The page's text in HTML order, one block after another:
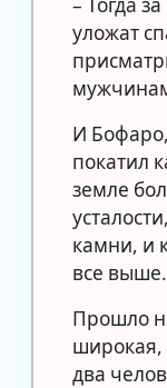
уложат
И
покатил
земле
камни, и
все выше.
Прошло
широкая,
два